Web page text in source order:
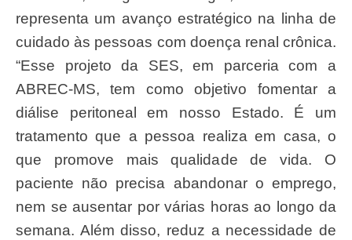
representa um avanço estratégico na linha de
cuidado às pessoas com doença renal crônica.
“Esse projeto da SES, em parceria com a
ABREC-MS, tem como objetivo fomentar a
diálise peritoneal em nosso Estado. É um
tratamento que a pessoa realiza em casa, o
que promove mais qualidade de vida. O
paciente não precisa abandonar o emprego,
nem se ausentar por várias horas ao longo da
semana. Além disso, reduz a necessidade de